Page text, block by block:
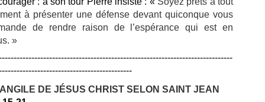
à présenter une défense devant quiconque vous
de rendre raison
de l’espérance qui est en
»
DE JÉSUS CHRIST SELON SAINT JEAN